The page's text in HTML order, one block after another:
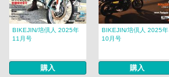
BIKEJIN/培倶人 2025年
11月号
購入
BIKEJIN/培倶人 2025年
10月号
購入